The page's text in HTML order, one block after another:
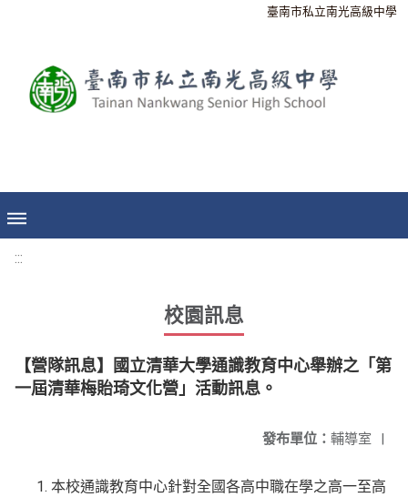
臺南市私立南光高級中學
:::
校園訊息
【營隊訊息】國立清華大學通識教育中心舉辦之「第
一屆清華梅貽琦文化營」活動訊息。
發布單位： 輔導室 |
本校通識教育中心針對全國各高中職在學之高一至高